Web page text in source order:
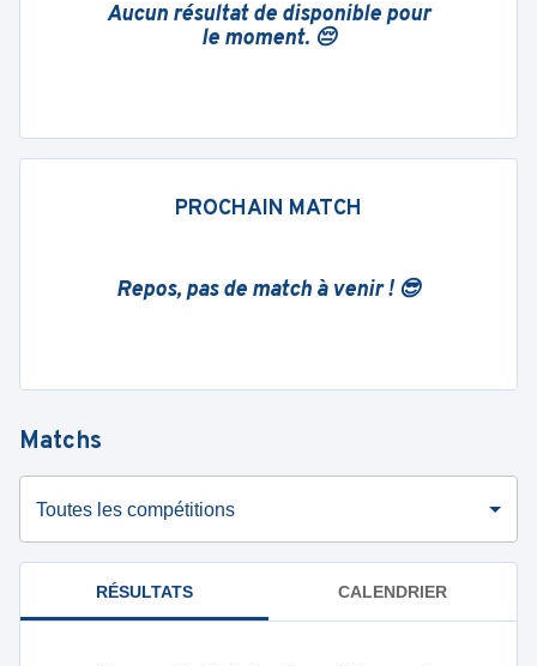
Aucun résultat de disponible pour
le moment. 😔
PROCHAIN MATCH
Repos, pas de match à venir ! 😎
Matchs
Toutes les compétitions
RÉSULTATS CALENDRIER